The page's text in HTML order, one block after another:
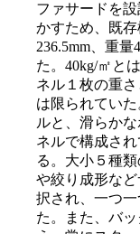
ファサードを
かすため、既
236.5mm、 重量
た。 40kg/㎡ と
ネル１枚の重
は限られてい
ルと、滑らか
ネルで構成さ
る。大小５種
や絞り成形な
択され、一つ
た。また、バ